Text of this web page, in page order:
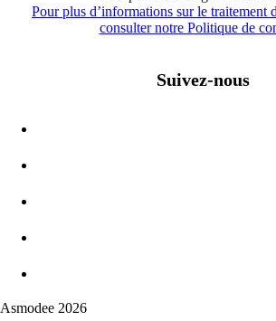
Pour plus d’informations sur le traitement
consulter notre Politique de
Suivez-nous
Asmodee 2026